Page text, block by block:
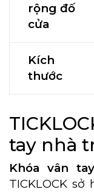
rộng đố
cửa
Kích
thước
tay nhà
Khóa vân
TICKLOCK